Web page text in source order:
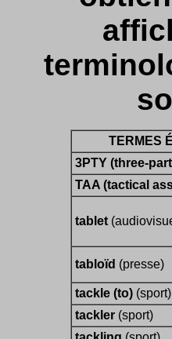
TERMES
3PTY (three-
TAA (tactical
tablet
tabloïd (presse)
tackle (to) (sport)
tackler (sport)